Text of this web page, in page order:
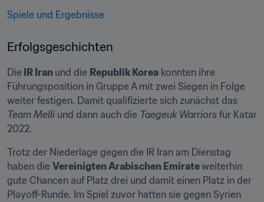
Spiele und Ergebnisse
Erfolgsgeschichten
Die IR Iran und die Republik Korea konnten ihre
Führungsposition in Gruppe A mit zwei Siegen in Folge
Team Melli und dann auch die Taegeuk Warriors für Katar
2022.
Trotz der Niederlage gegen die IR Iran am Dienstag
haben die Vereinigten Arabischen Emirate weiterhin
gute Chancen auf Platz drei und damit einen Platz in der
Playoff-Runde. Im Spiel zuvor hatten sie gegen Syrien